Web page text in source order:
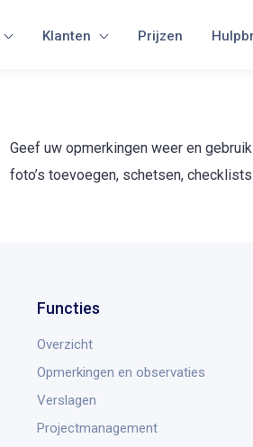
Klanten Prijzen
Geef uw opmerkingen weer en
foto’s toevoegen, schetsen,
Functies
Overzicht
Opmerkingen en observaties
Verslagen
Projectmanagement